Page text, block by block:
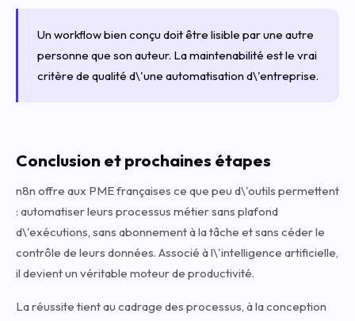
Un workflow bien conçu doit être lisible par une autre
personne que son auteur. La maintenabilité est le vrai
critère de qualité d\'une automatisation d\'entreprise.
Conclusion et prochaines étapes
n8n offre aux PME françaises ce que peu d\'outils permettent
: automatiser leurs processus métier sans plafond
d\'exécutions, sans abonnement à la tâche et sans céder le
contrôle de leurs données. Associé à l\'intelligence artificielle,
il devient un véritable moteur de productivité.
La réussite tient au cadrage des processus, à la conception